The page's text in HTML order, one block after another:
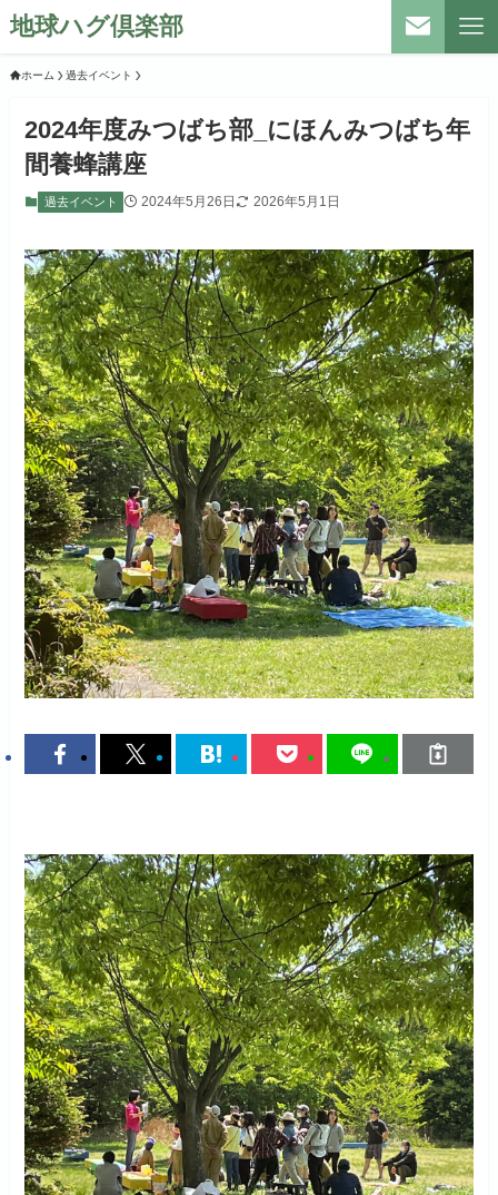
地球ハグ倶楽部
ホーム 過去イベント
2024年度みつばち部_にほんみつばち年
間養蜂講座
過去イベント 2024年5月26日 2026年5月1日